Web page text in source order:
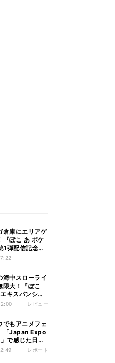
倉庫にエリアゲ
『ぽこ あ ポケ
1弾配信記念イ
日～9日まで開
海中スローライ
限大！『ぽこ
キスパンショ
行プレイレビュー
でもアニメフェ
「Japan Expo
で感じた日本
レポート